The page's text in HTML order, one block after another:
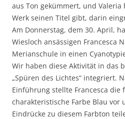
aus Ton gekümmert, und Valeria
Werk seinen Titel gibt, darin
Am Donnerstag, dem 30. April,
Wiesloch ansässigen Francesca
Merianschule in einen
Wir haben diese Aktivität in das
„Spüren des Lichtes“ integriert.
Einführung stellte Francesca die
charakteristische Farbe Blau vor
Eindrücke zu diesem Farbton